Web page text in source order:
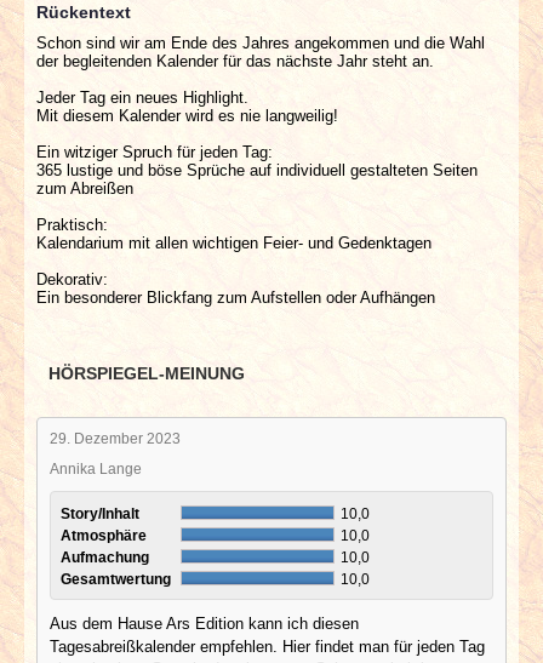
Rückentext
Schon sind wir am Ende des Jahres angekommen und die Wahl
der begleitenden Kalender für das nächste Jahr steht an.
Jeder Tag ein neues Highlight.
Mit diesem Kalender wird es nie langweilig!
Ein witziger Spruch für jeden Tag:
365 lustige und böse Sprüche auf individuell gestalteten Seiten
zum Abreißen
Praktisch:
Kalendarium mit allen wichtigen Feier- und Gedenktagen
Dekorativ:
Ein besonderer Blickfang zum Aufstellen oder Aufhängen
HÖRSPIEGEL-MEINUNG
29. Dezember 2023
Annika Lange
Story/Inhalt
10,0
Atmosphäre
10,0
Aufmachung
10,0
Gesamtwertung
10,0
Aus dem Hause Ars Edition kann ich diesen
Tagesabreißkalender empfehlen. Hier findet man für jeden Tag